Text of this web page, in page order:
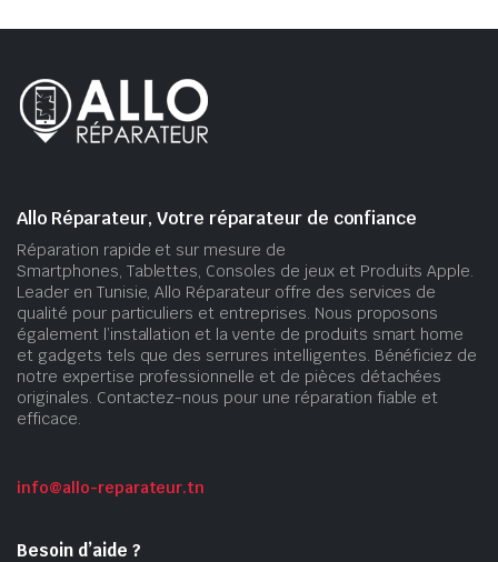
Allo Réparateur, Votre réparateur de confiance
Réparation rapide et sur mesure de
Smartphones, Tablettes, Consoles de jeux et Produits Apple.
Leader en Tunisie, Allo Réparateur offre des services de
qualité pour particuliers et entreprises. Nous proposons
également l’installation et la vente de produits smart home
et gadgets tels que des serrures intelligentes. Bénéficiez de
notre expertise professionnelle et de pièces détachées
originales. Contactez-nous pour une réparation fiable et
efficace.
info@allo-reparateur.tn
Besoin d’aide ?